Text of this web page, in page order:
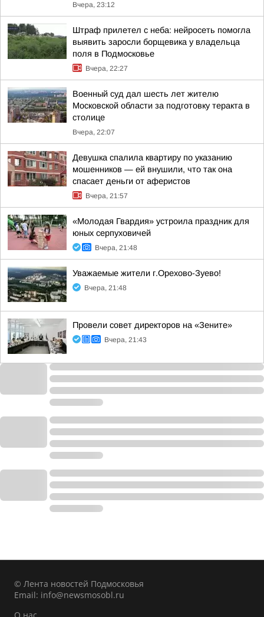
Вчера, 23:12
Штраф прилетел с неба: нейросеть помогла
выявить заросли борщевика у владельца
поля в Подмосковье
Вчера, 22:27
Военный суд дал шесть лет жителю
Московской области за подготовку теракта в
столице
Вчера, 22:07
Девушка спалила квартиру по указанию
мошенников — ей внушили, что так она
спасает деньги от аферистов
Вчера, 21:57
«Молодая Гвардия» устроила праздник для
юных серпуховичей
Вчера, 21:48
Уважаемые жители г.Орехово-Зуево!
Вчера, 21:48
Провели совет директоров на «Зените»
Вчера, 21:43
© Лента новостей Подмосковья
Email: info@newsmosobl.ru